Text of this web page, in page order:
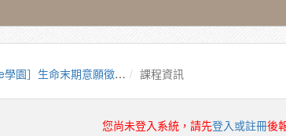
期意願徵詢及醫病溝通技巧（PMOHW114100625） 課程資訊
您尚未登入系統，請先登入或註冊後